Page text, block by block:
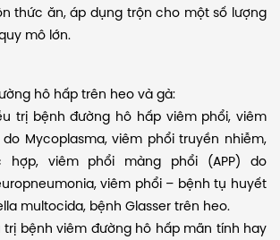
thức ăn, áp dụng trộn cho một số lượng
mô lớn.
hô hấp trên heo và gà:
trị bệnh đường hô hấp viêm phổi, viêm
Mycoplasma, viêm phổi truyền nhiễm,
hợp, viêm phổi màng phổi (APP) do
viêm phổi – bệnh tụ huyết
multocida, bệnh Glasser trên heo.
trị bệnh viêm đường hô hấp mãn tính hay